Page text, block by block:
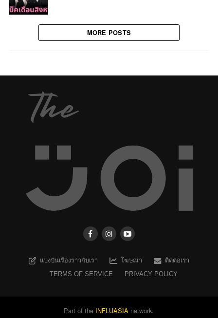
MORE POSTS
แบ่งปันเรื่องราวกับเรา โฆษณา
ติดต่อเรา
TERMS OF SERVICE
PRIVACY POLICY
Part of the INFLUASIA network.